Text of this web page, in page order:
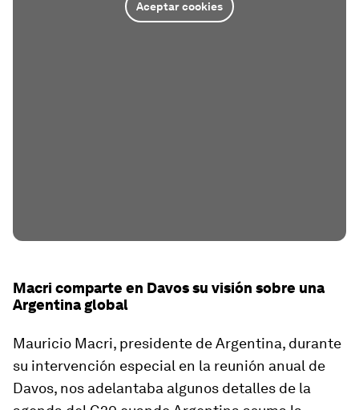
Aceptar cookies
Macri comparte en Davos su visión sobre una
Argentina global
Mauricio Macri, presidente de Argentina, durante
su intervención especial en la reunión anual de
Davos, nos adelantaba algunos detalles de la